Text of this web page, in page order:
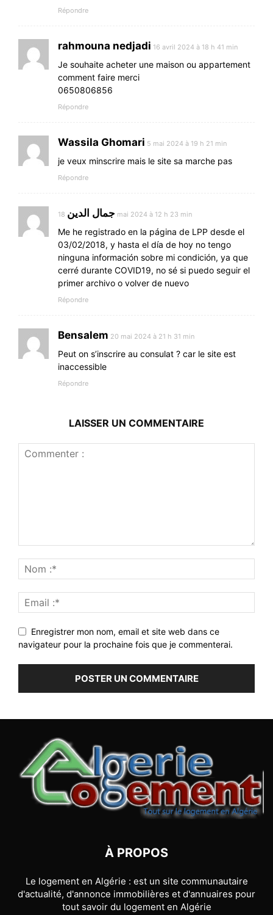
Répondre
rahmouna nedjadi 16 avril 2024 à 18 h 41 min
Je souhaite acheter une maison ou appartement
comment faire merci
0650806856
Répondre
Wassila Ghomari 5 mai 2024 à 19 h 21 min
je veux minscrire mais le site sa marche pas
Répondre
جمال الدين 18 mai 2024 à 12 h 23 min
Me he registrado en la página de LPP desde el
03/02/2018, y hasta el día de hoy no tengo
ninguna información sobre mi condición, ya que
cerré durante COVID19, no sé si puedo seguir el
primer archivo o volver de nuevo
Répondre
Bensalem 20 mai 2024 à 21 h 31 min
Peut on s’inscrire au consulat ? car le site est
inaccessible
Répondre
LAISSER UN COMMENTAIRE
Enregistrer mon nom, email et site web dans ce
navigateur pour la prochaine fois que je commenterai.
À PROPOS
Le logement en Algérie : est un site communautaire
d'actualité, d'annonce immobilières et d'annuaires pour
tout savoir du logement en Algérie